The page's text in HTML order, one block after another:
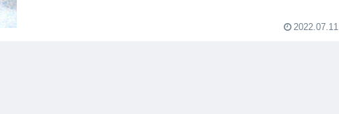
2022.07.11